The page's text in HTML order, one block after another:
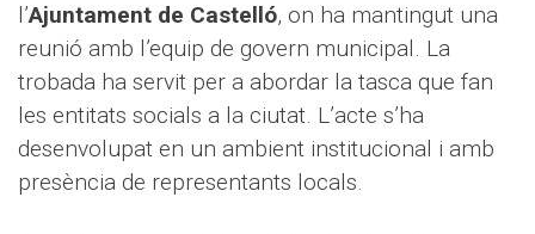
l’Ajuntament de Castelló, on ha mantingut una
reunió amb l’equip de govern municipal. La
trobada ha servit per a abordar la tasca que fan
les entitats socials a la ciutat. L’acte s’ha
desenvolupat en un ambient institucional i amb
presència de representants locals.